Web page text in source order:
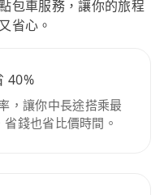
包車服務，讓你的旅程
省心。
40%
，讓你中長途搭乘最
錢也省比價時間。